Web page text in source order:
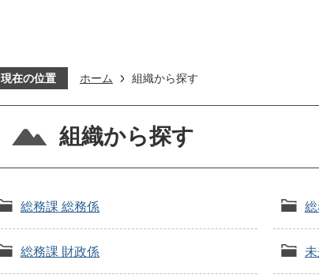
現在の位置 ホーム 組織から探す
組織から探す
総務課 総務係
総務課 財政係